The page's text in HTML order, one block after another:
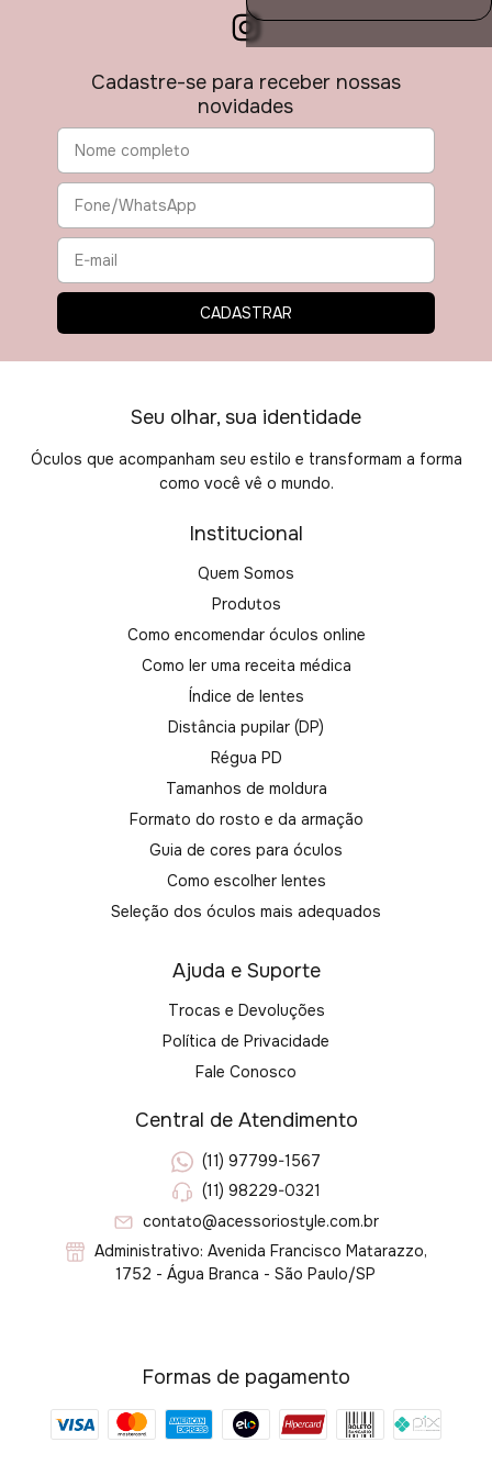
20% de desconto
Cadastre-se para receber nossas
novidades
Seu olhar, sua identidade
Óculos que acompanham seu estilo e transformam a forma
como você vê o mundo.
Institucional
Quem Somos
Produtos
Como encomendar óculos online
Como ler uma receita médica
Índice de lentes
Distância pupilar (DP)
Régua PD
Tamanhos de moldura
Formato do rosto e da armação
Guia de cores para óculos
Como escolher lentes
Seleção dos óculos mais adequados
Ajuda e Suporte
Trocas e Devoluções
Política de Privacidade
Fale Conosco
Central de Atendimento
(11) 97799-1567
(11) 98229-0321
contato@acessoriostyle.com.br
Administrativo: Avenida Francisco Matarazzo,
1752 - Água Branca - São Paulo/SP
Formas de pagamento